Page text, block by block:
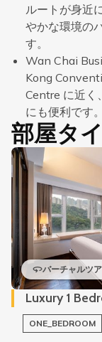
ルートが身近
やかな環境の
す。
Wan Chai
Kong
Centre に近く
にも便利です。
部屋タ
バーチャルツ
Luxury 1
ONE_BEDROOM